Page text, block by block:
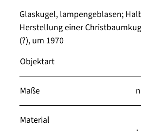
Glaskugel, lampengeblasen;
Herstellung einer
(?), um 1970
Objektart
Maße
Material